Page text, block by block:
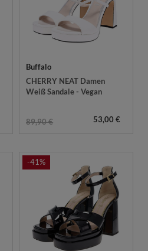
Buffalo
CHERRY NEAT Damen
Weiß Sandale - Vegan
89,90 € 53,00 €
-41%